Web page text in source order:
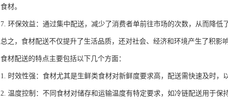
食材。
7. 环保效益：通过集中配送，减少了消费者单前往市场的次数，从而降低
总之，食材配送不仅提升了生活品质，还对社会、经济和环境产生了积影
食材配送的特点主要包括以下几个方面：
1. 时效性强：食材尤其是生鲜类食材对新鲜度要求高，配送需快速及时，
2. 温度控制：不同食材对储存和运输温度有特定要求，如冷链配送用于保